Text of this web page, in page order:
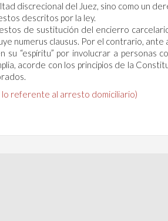
discrecional del Juez, sino como un
descritos por la ley.
de sustitución del encierro
numerus clausus. Por el contrario, ante
“espíritu” por involucrar a personas
acorde con los principios de la
lo referente al arresto domiciliario)